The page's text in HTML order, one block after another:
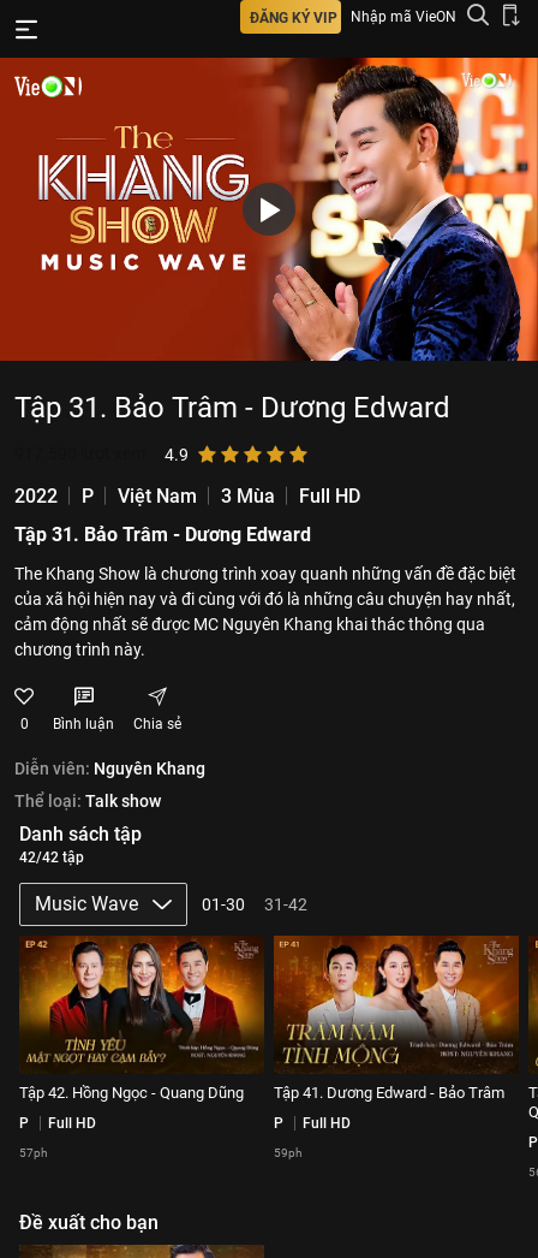
ĐĂNG KÝ VIP Nhập mã VieON
Tập 31. Bảo Trâm - Dương Edward
4.9
2022 P Việt Nam 3 Mùa
Full HD
Tập 31. Bảo Trâm - Dương Edward
The Khang Show là chương trình xoay quanh những vấn đề đặc biệt
của xã hội hiện nay và đi cùng với đó là những câu chuyện hay nhất,
cảm động nhất sẽ được MC Nguyên Khang khai thác thông qua
chương trình này.
0 Bình luận Chia sẻ
Diễn viên: Nguyên Khang
Thể loại: Talk show
Danh sách tập
42/42 tập
Music Wave 01-30 31-42
Tập 42. Hồng Ngọc - Quang Dũng
P Full HD
57ph
Tập 41. Dương Edward - Bảo Trâm
P Full HD
59ph
P
Đề xuất cho bạn